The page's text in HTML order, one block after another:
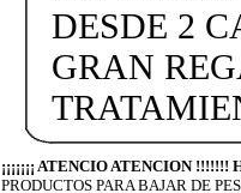
DESDE 2
GRAN
¡¡¡¡¡¡¡ ATENCIO ATENCION
PRODUCTOS PARA BAJAR DE